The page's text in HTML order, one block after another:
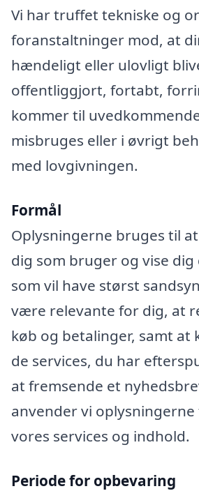
Vi har truffet tekniske og
foranstaltninger mod, at
hændeligt eller ulovligt
offentliggjort, fortabt,
kommer til
misbruges eller i øvrigt
med lovgivningen.
Formål
Oplysningerne bruges til
dig som bruger og vise dig
som vil have størst
være relevante for dig, at
køb og betalinger, samt at
de services, du har
at fremsende et
anvender vi
vores services og indhold.
Periode for opbevaring